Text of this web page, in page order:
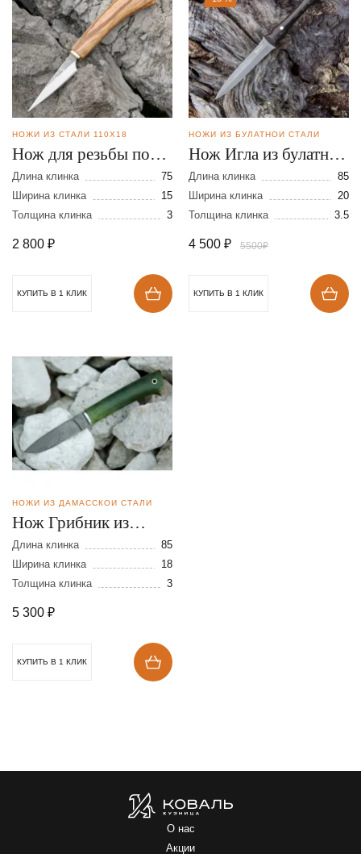
НОЖИ ИЗ СТАЛИ 110Х18
Нож для резьбы по
дереву из стали
95Х18
Длина клинка
75
Ширина клинка
15
Толщина клинка
3
2 800 ₽
КУПИТЬ В 1 КЛИК
НОЖИ ИЗ БУЛАТНОЙ СТАЛИ
Нож Игла из булатной
стали
Длина клинка
85
Ширина клинка
20
Толщина клинка
3.5
4 500 ₽ 5500₽
КУПИТЬ В 1 КЛИК
НОЖИ ИЗ ДАМАССКОЙ СТАЛИ
Нож Грибник из
дамасской стали
Длина клинка
85
Ширина клинка
18
Толщина клинка
3
5 300 ₽
КУПИТЬ В 1 КЛИК
О нас
Акции